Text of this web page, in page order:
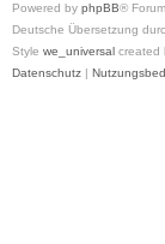
Powered by phpBB®
Deutsche Übersetzung
Style we_universal created
Datenschutz |